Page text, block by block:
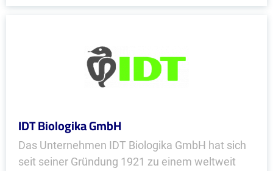
IDT Biologika GmbH
Das Unternehmen IDT Biologika GmbH hat sich
seit seiner Gründung 1921 zu einem weltweit